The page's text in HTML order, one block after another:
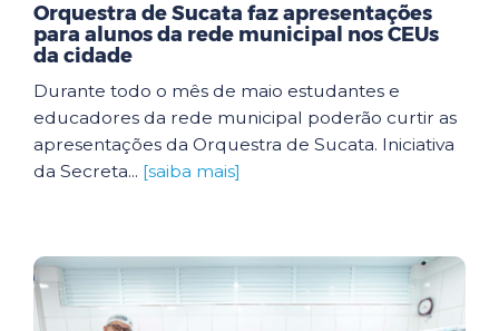
Orquestra de Sucata faz apresentações
para alunos da rede municipal nos CEUs
da cidade
Durante todo o mês de maio estudantes e
educadores da rede municipal poderão curtir as
apresentações da Orquestra de Sucata. Iniciativa
da Secreta... [saiba mais]